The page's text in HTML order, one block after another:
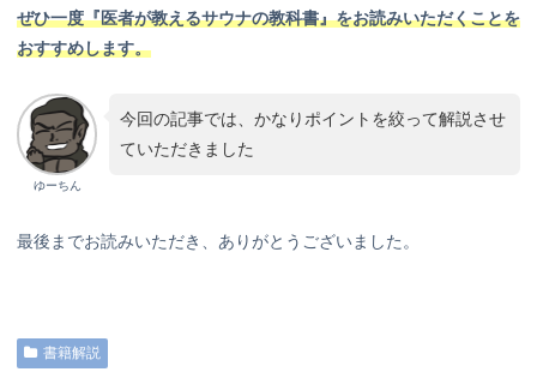
ぜひ一度『医者が教えるサウナの教科書』をお読みいただくことを
おすすめします。
ゆーちん
今回の記事では、かなりポイントを絞って解説させ
ていただきました
最後までお読みいただき、ありがとうございました。
書籍解説